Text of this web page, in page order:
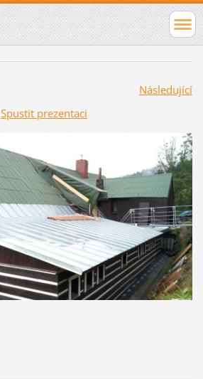
Následující
Spustit prezentaci